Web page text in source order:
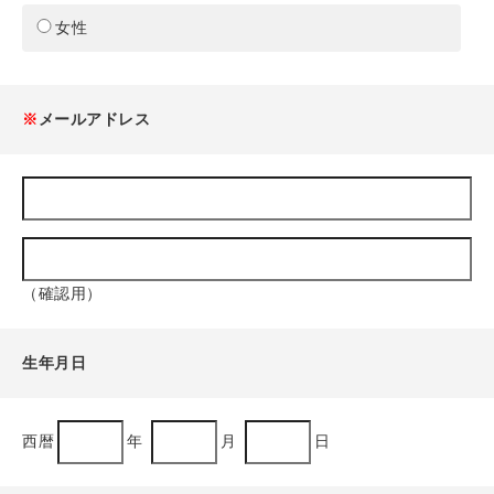
女性
※ メールアドレス
（確認用）
生年月日
西暦 年 月 日